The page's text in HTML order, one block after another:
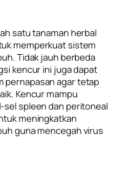
satu tanaman herbal
memperkuat sistem
Tidak jauh berbeda
kencur ini juga dapat
pernapasan agar tetap
Kencur mampu
sel spleendan peritoneal
meningkatkan
guna mencegah virus